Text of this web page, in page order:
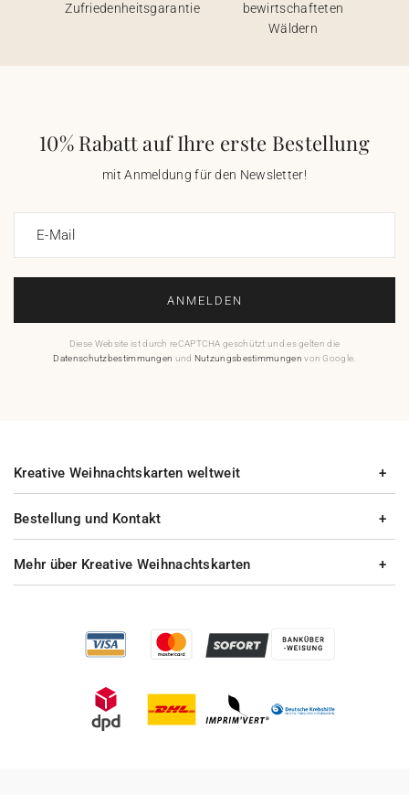
Zufriedenheitsgarantie
bewirtschafteten
Wäldern
10% Rabatt auf Ihre erste Bestellung
mit Anmeldung für den Newsletter!
E-Mail
ANMELDEN
Diese Website ist durch reCAPTCHA geschützt und es gelten die
Datenschutzbestimmungen und Nutzungsbestimmungen von Google.
Bestellung und Kontakt
Mehr über Kreative Weihnachtskarten
Kreative Weihnachtskarten weltweit